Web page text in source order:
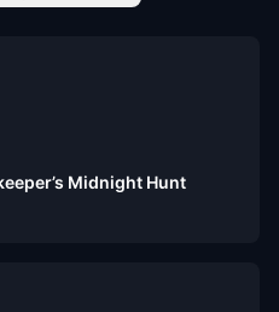
Midnight Hunt